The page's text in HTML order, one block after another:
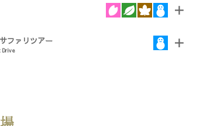
＋
ファリツアー
Drive ＋